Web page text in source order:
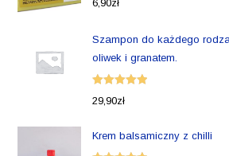
6,90zł
Szampon do każdego
oliwek i granatem.
Oceniono
29,90zł
Krem balsamiczny z chilli